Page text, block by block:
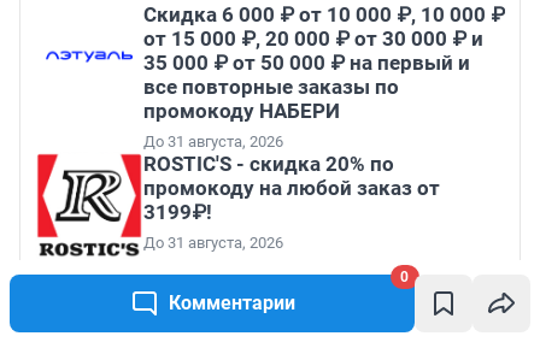
Комментарии
0
Скидка 6 000 ₽ от 10 000 ₽, 10 000 ₽
от 15 000 ₽, 20 000 ₽ от 30 000 ₽ и
35 000 ₽ от 50 000 ₽ на первый и
все повторные заказы по
промокоду НАБЕРИ
До 31 августа, 2026
ROSTIC'S - скидка 20% по
промокоду на любой заказ от
3199₽!
До 31 августа, 2026
Получить скидку на первую и
повторную покупку билетов на
Яндекс Афише